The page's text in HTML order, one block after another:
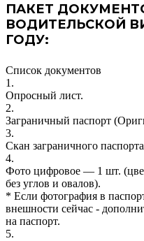
ПАКЕТ
ВОДИТЕЛЬСКОЙ
ГОДУ:
Список документов
1.
Опросный лист.
2.
Заграничный паспорт
3.
Скан заграничного
4.
Фото цифровое — 1 шт.
без углов и овалов).
* Если фотография в
внешности сейчас -
на паспорт.
5.